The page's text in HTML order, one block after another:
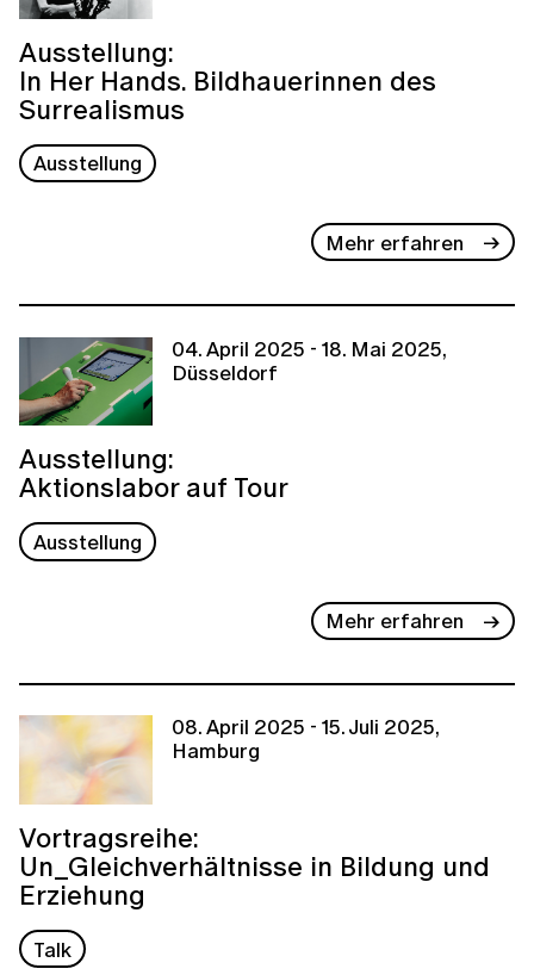
Ausstellung:
In Her Hands. Bildhauerinnen des
Surrealismus
Ausstellung
Mehr erfahren
04. April 2025 - 18. Mai 2025,
Düsseldorf
Ausstellung:
Aktionslabor auf Tour
Ausstellung
Mehr erfahren
08. April 2025 - 15. Juli 2025,
Hamburg
Vortragsreihe:
Un_Gleichverhältnisse in Bildung und
Erziehung
Talk